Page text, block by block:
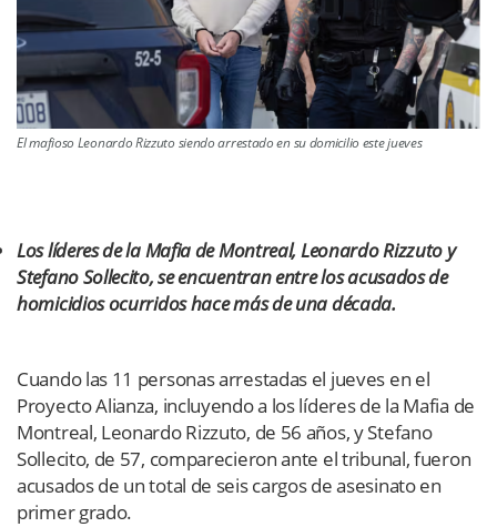
El mafioso Leonardo Rizzuto siendo arrestado en su domicilio este jueves
Los líderes de la Mafia de Montreal, Leonardo Rizzuto y
Stefano Sollecito, se encuentran entre los acusados ​​de
homicidios ocurridos hace más de una década.
Cuando las 11 personas arrestadas el jueves en el
Proyecto Alianza, incluyendo a los líderes de la Mafia de
Montreal, Leonardo Rizzuto, de 56 años, y Stefano
Sollecito, de 57, comparecieron ante el tribunal, fueron
acusados de un total de seis cargos de asesinato en
primer grado.